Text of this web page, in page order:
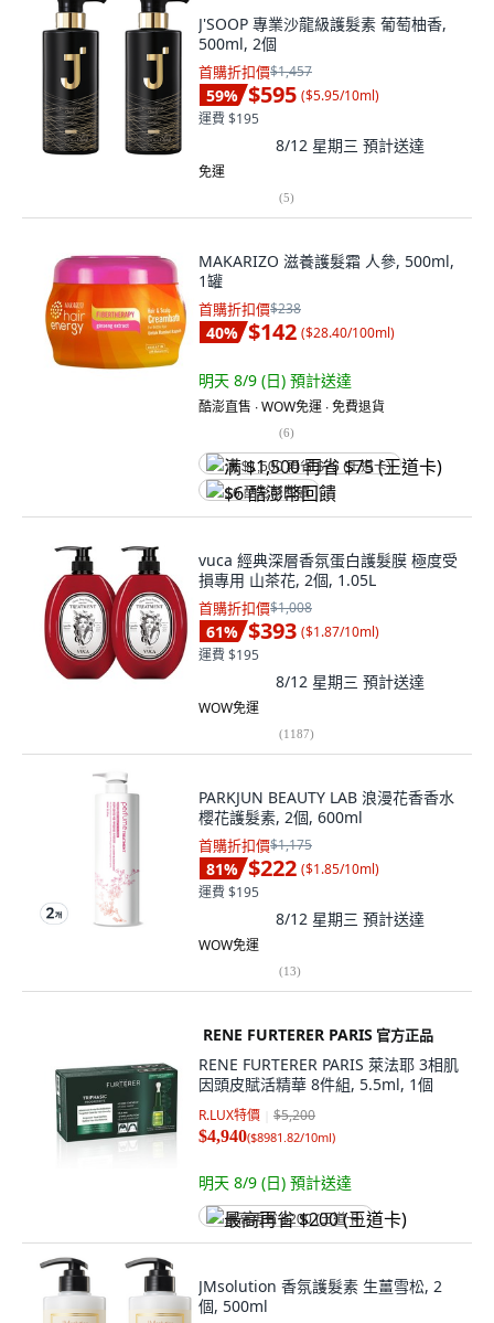
J'SOOP 專業沙龍級護髮素 葡萄柚香,
500ml, 2個
首購折扣價$1,457
59% $595 ($5.95/10ml)
運費 $195
8/12 星期三 預計送達
免運
(5)
MAKARIZO 滋養護髮霜 人參, 500ml,
1罐
首購折扣價$238
40% $142 ($28.40/100ml)
明天 8/9 (日) 預計送達
酷澎直售 ∙ WOW免運 ∙ 免費退貨
(6)
满 $1,500 再省 $75 (王道卡)
$6 酷澎幣回饋
vuca 經典深層香氛蛋白護髮膜 極度受
損專用 山茶花, 2個, 1.05L
首購折扣價$1,008
61% $393 ($1.87/10ml)
運費 $195
8/12 星期三 預計送達
WOW免運
(1187)
PARKJUN BEAUTY LAB 浪漫花香香水
櫻花護髮素, 2個, 600ml
首購折扣價$1,175
81% $222 ($1.85/10ml)
運費 $195
8/12 星期三 預計送達
WOW免運
(13)
RENE FURTERER PARIS 官方正品
RENE FURTERER PARIS 萊法耶 3相肌
因頭皮賦活精華 8件組, 5.5ml, 1個
R.LUX特價
$5,200
$4,940($8981.82/10ml)
明天 8/9 (日) 預計送達
最高再省 $200 (王道卡)
JMsolution 香氛護髮素 生薑雪松, 2
個, 500ml